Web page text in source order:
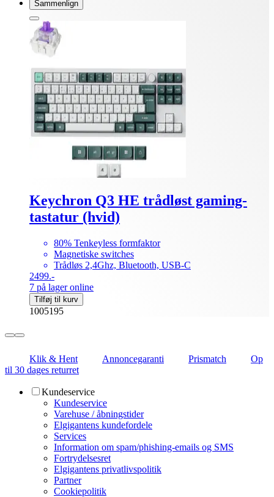
Sammenlign
Keychron Q3 HE trådløst gaming-
tastatur (hvid)
80% Tenkeyless formfaktor
Magnetiske switches
Trådløs 2,4Ghz, Bluetooth, USB-C
2499.-
7 på lager online
Tilføj til kurv
1005195
Klik & Hent Annoncegaranti Prismatch
Op
til 30 dages returret
Kundeservice
Kundeservice
Varehuse / åbningstider
Elgigantens kundefordele
Services
Information om spam/phishing-emails og SMS
Fortrydelsesret
Elgigantens privatlivspolitik
Partner
Cookiepolitik